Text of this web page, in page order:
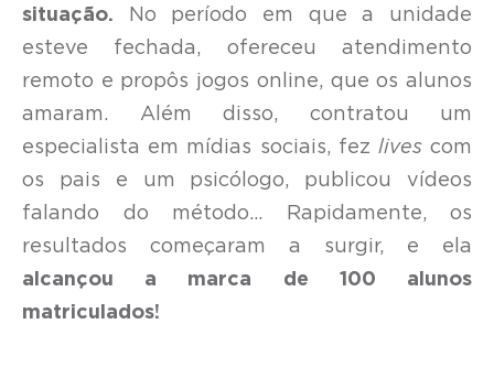
situação.
No período em que a unidade
esteve fechada, ofereceu atendimento
remoto e propôs jogos online, que os alunos
amaram. Além disso, contratou um
especialista em mídias sociais, fez livescom
os pais e um psicólogo, publicou vídeos
falando do método… Rapidamente, os
resultados começaram a surgir, e ela
alcançou a marca de 100 alunos
matriculados!